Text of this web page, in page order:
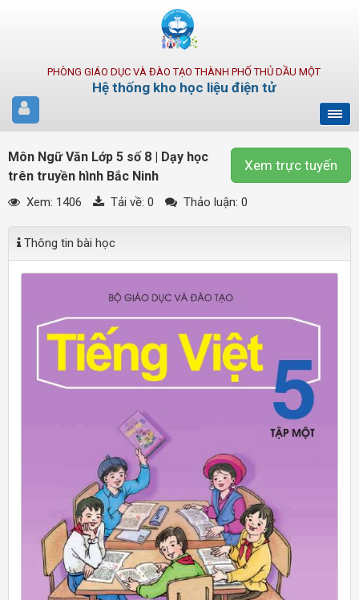
PHÒNG GIÁO DỤC VÀ ĐÀO TẠO THÀNH PHỐ THỦ DẦU MỘT
Hệ thống kho học liệu điện tử
Xem trực tuyến
Môn Ngữ Văn Lớp 5 số 8 | Dạy học
trên truyền hình Bắc Ninh
Xem: 1406 Tải về: 0 Thảo luận: 0
Thông tin bài học